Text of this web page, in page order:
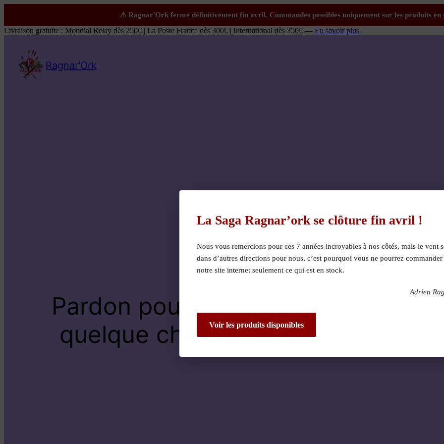
Livraison gratuite : Mondial Relay dès 250€ | La Poste France dès 300€ | International dès 350€ — En savoir plus
Ragnar'Ork
Pardon pour le dérangement !
quelque chose de fantastique –
La Saga Ragnar’ork se clôture fin avril !
Nous vous remercions pour ces 7 années incroyables à nos côtés, mais le vent
dans d’autres directions pour nous, c’est pourquoi vous ne pourrez
notre site internet seulement ce qui est en stock.
Adrien
Voir les produits disponibles